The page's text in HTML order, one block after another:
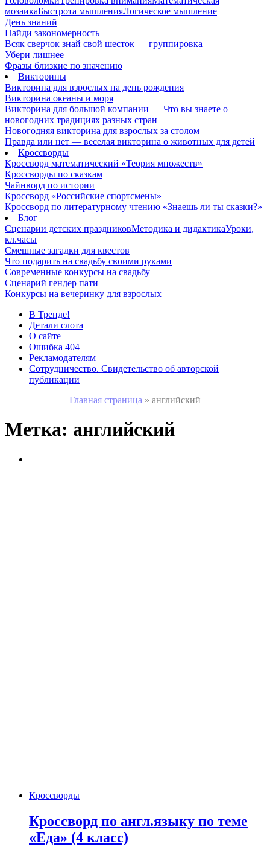
мозаикаБыстрота мышленияЛогическое мышление
День знаний
Найди закономерность
Всяк сверчок знай свой шесток — группировка
Убери лишнее
Фразы близкие по значению
Викторины
Викторина для взрослых на день рождения
Викторина океаны и моря
Викторина для большой компании — Что вы знаете о
новогодних традициях разных стран
Новогодняя викторина для взрослых за столом
Правда или нет — веселая викторина о животных для детей
Кроссворды
Кроссворд математический «Теория множеств»
Кроссворды по сказкам
Чайнворд по истории
Кроссворд «Российские спортсмены»
Кроссворд по литературному чтению «Знаешь ли ты сказки?»
Блог
Сценарии детских праздниковМетодика и дидактикаУроки,
кл.часы
Смешные загадки для квестов
Что подарить на свадьбу своими руками
Современные конкурсы на свадьбу
Сценарий гендер пати
Конкурсы на вечеринку для взрослых
В Тренде!
Детали слота
О сайте
Ошибка 404
Рекламодателям
Сотрудничество. Свидетельство об авторской
публикации
Главная страница » английский
Метка: английский
Кроссворды
Кроссворд по англ.языку по теме
«Еда» (4 класс)